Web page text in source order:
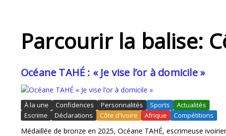
Les JCA Kings en mission à Rabat pour BAL 2026
Parcourir la balise:
Océane TAHÉ : « Je vise l’or à domicile »
À la une Confidences Personnalités Sports
Actualités
Escrime
Déclarations Côte d'Ivoire Afrique Compétitions
Médaillée de bronze en 2025, Océane TAHÉ, escrimeuse